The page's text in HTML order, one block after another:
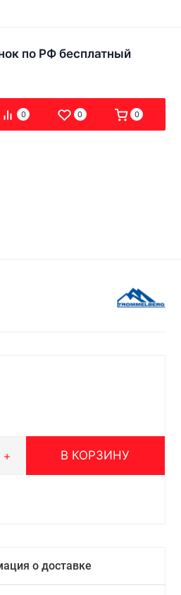
по РФ бесплатный
0 0 0
В КОРЗИНУ
о доставке